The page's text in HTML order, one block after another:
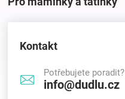
Kontakt
Potřebujete poradit?
info@dudlu.cz